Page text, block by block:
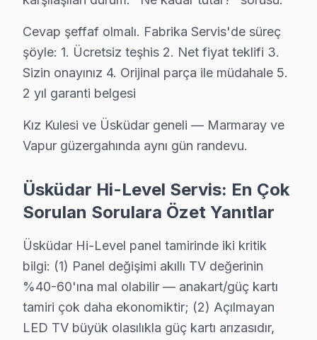
Kuzguncuk'de Hi-Level TV ekranında çizgi, donma ya da
Hi-Level Ekran Değişimi →
Küçük Çamlıca Hi-Level Servis
Üsküdar'da Küçük Çamlıca mahallesi Hi-Level
Üsküdar Hi-Level Servis →
Küçüksu Hi-Level Servis
Küçüksu bölgesindeki Hi-Level kullanıcıları için
Küplüce Hi-Level Servis
Küplüce Hi-Level Anakart Tamiri →
Mehmet Akif Ersoy Hi-Level Servis
Mehmet Akif Ersoy sakinlerine özel: Hi-Level TV tamirinde
Mehmet Akif Ersoy Hi-Level Açılmıyor Arıza →
Cevap şeffaf olmalı. Fabrika Servis'de süreç
şöyle: 1. Ücretsiz teşhis 2. Net fiyat teklifi 3.
Sizin onayınız 4. Orijinal parça ile müdahale 5.
2 yıl garanti belgesi
Kız Kulesi ve Üsküdar geneli — Marmaray ve
Vapur güzergahında aynı gün randevu.
Üsküdar Hi-Level Servis: En Çok
Sorulan Sorulara Özet Yanıtlar
Üsküdar Hi-Level panel tamirinde iki kritik
bilgi: (1) Panel değişimi akıllı TV değerinin
%40-60'ına mal olabilir — anakart/güç kartı
tamiri çok daha ekonomiktir; (2) Açılmayan
LED TV büyük olasılıkla güç kartı arızasıdır,